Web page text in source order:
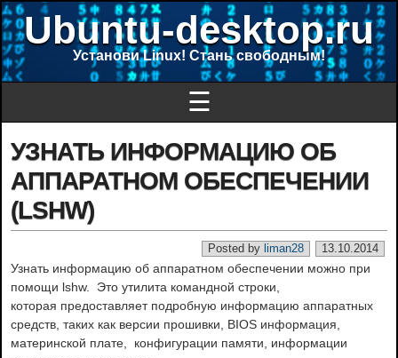
Ubuntu-desktop.ru
Установи Linux! Стань свободным!
☰
УЗНАТЬ ИНФОРМАЦИЮ ОБ
АППАРАТНОМ ОБЕСПЕЧЕНИИ
(LSHW)
13.10.2014
Posted by liman28
Узнать информацию об аппаратном обеспечении можно при
помощи lshw. Это утилита командной строки,
которая предоставляет подробную информацию аппаратных
средств, таких как версии прошивки, BIOS информация,
материнской плате, конфигурации памяти, информации